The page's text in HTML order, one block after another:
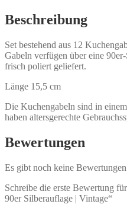
Menge
Beschreibung
Set bestehend aus 12
Gabeln verfügen über eine
frisch poliert geliefert.
Länge 15,5 cm
Die Kuchengabeln sind in
haben altersgerechte
Bewertungen
Es gibt noch keine
Schreibe die erste Bewertung
90er Silberauflage | Vintage“